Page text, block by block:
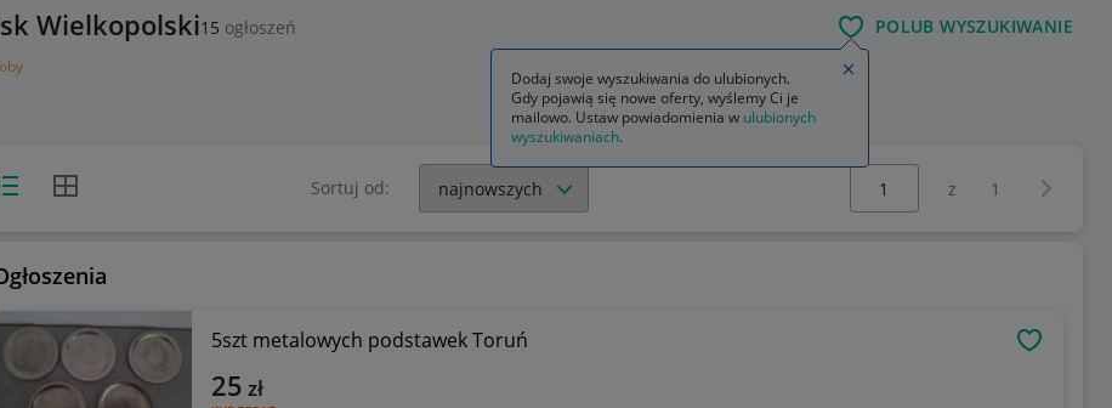
Wielkopolski15 ogłoszeń POLUB WYSZUKIWANIE
listy
Widok siatki Sortuj od:
Wybierz stronę:
z 1
5szt metalowych podstawek Toruń
25 zł
Dodaj swoje wyszukiwania do ulubionych.
Gdy pojawią się nowe oferty, wyślemy Ci je
mailowo. Ustaw powiadomienia w ulubionych
wyszukiwaniach.
Zamknij wskazówkę